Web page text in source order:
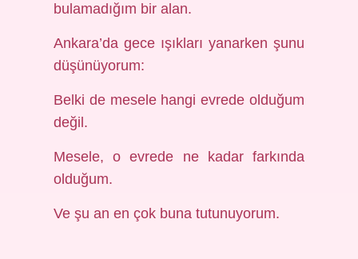
bulamadığım bir alan.
Ankara’da gece ışıkları yanarken şunu
düşünüyorum:
Belki de mesele hangi evrede olduğum
değil.
Mesele, o evrede ne kadar farkında
olduğum.
Ve şu an en çok buna tutunuyorum.